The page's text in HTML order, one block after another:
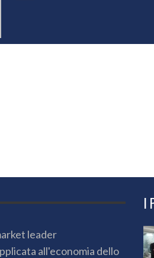
leader
all'economia dello
I